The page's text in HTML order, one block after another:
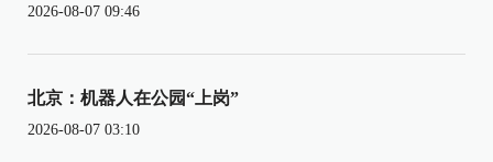
2026-08-07 09:46
北京：机器人在公园“上岗”
2026-08-07 03:10